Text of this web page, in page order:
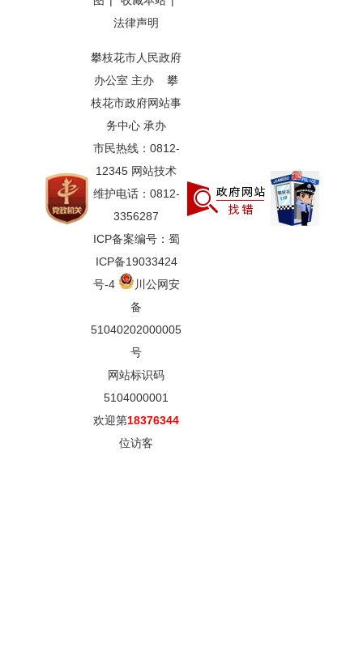
法律声明
攀枝花市人民政府
办公室 主办 攀
枝花市政府网站事
务中心 承办
市民热线：0812-
12345 网站技术
维护电话：0812-
3356287
ICP备案编号：蜀
ICP备19033424
号-4
川公网安
备
51040202000005
号
网站标识码
5104000001
欢迎第18376344
位访客